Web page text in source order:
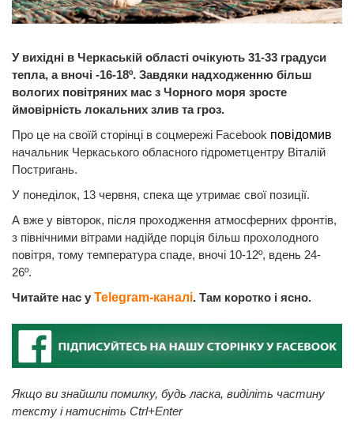
У вихідні в Черкаській області очікують 31-33 градуси
тепла, а вночі -16-18º. Завдяки надходженню більш
вологих повітряних мас з Чорного моря зросте
ймовірність локальних злив та гроз.
Про це на своїй сторінці в соцмережі Facebook повідомив
начальник Черкаського обласного гідрометцентру Віталій
Постригань.
У понеділок, 13 червня, спека ще утримає свої позиції.
А вже у вівторок, після проходження атмосферних фронтів,
з північними вітрами надійде порція більш прохолодного
повітря, тому температура спаде, вночі 10-12º, вдень 24-
26º.
Читайте нас у Telegram-каналі. Там коротко і ясно.
Якщо ви знайшли помилку, будь ласка, виділіть частину
тексту і натисніть Ctrl+Enter